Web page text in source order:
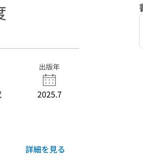
出版年
2025.7
詳細を見る